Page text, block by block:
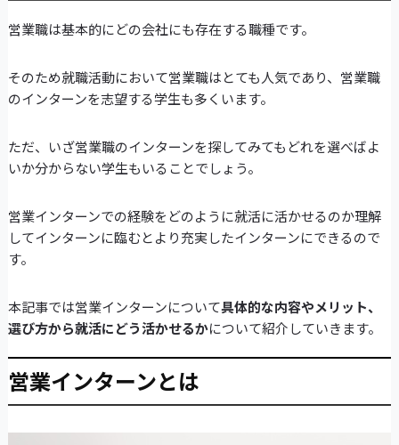
営業職は基本的にどの会社にも存在する職種です。
そのため就職活動において営業職はとても人気であり、営業職
のインターンを志望する学生も多くいます。
ただ、いざ営業職のインターンを探してみてもどれを選べばよ
いか分からない学生もいることでしょう。
営業インターンでの経験をどのように就活に活かせるのか理解
してインターンに臨むとより充実したインターンにできるので
す。
本記事では営業インターンについて具体的な内容やメリット、
選び方から就活にどう活かせるかについて紹介していきます。
営業インターンとは